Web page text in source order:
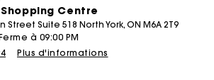
Centre
Street Suite 518 North York, ON M6A 2T9
à 09:00 PM
Plus d'informations